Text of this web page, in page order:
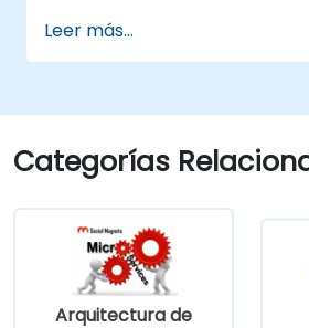
servicios, API gateways y
entre servicios.
en entornos de
Desplegar y orquestar
utilizando Kubernetes.
Leer más...
Categorías
Arquitectura de